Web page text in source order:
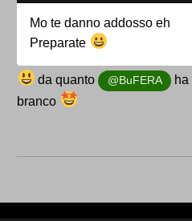
Mo te danno addosso eh
Preparate
da quanto @BuFERA
ha
branco